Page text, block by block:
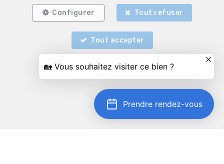
Configurer Tout refuser
Tout accepter
Prendre rendez-vous